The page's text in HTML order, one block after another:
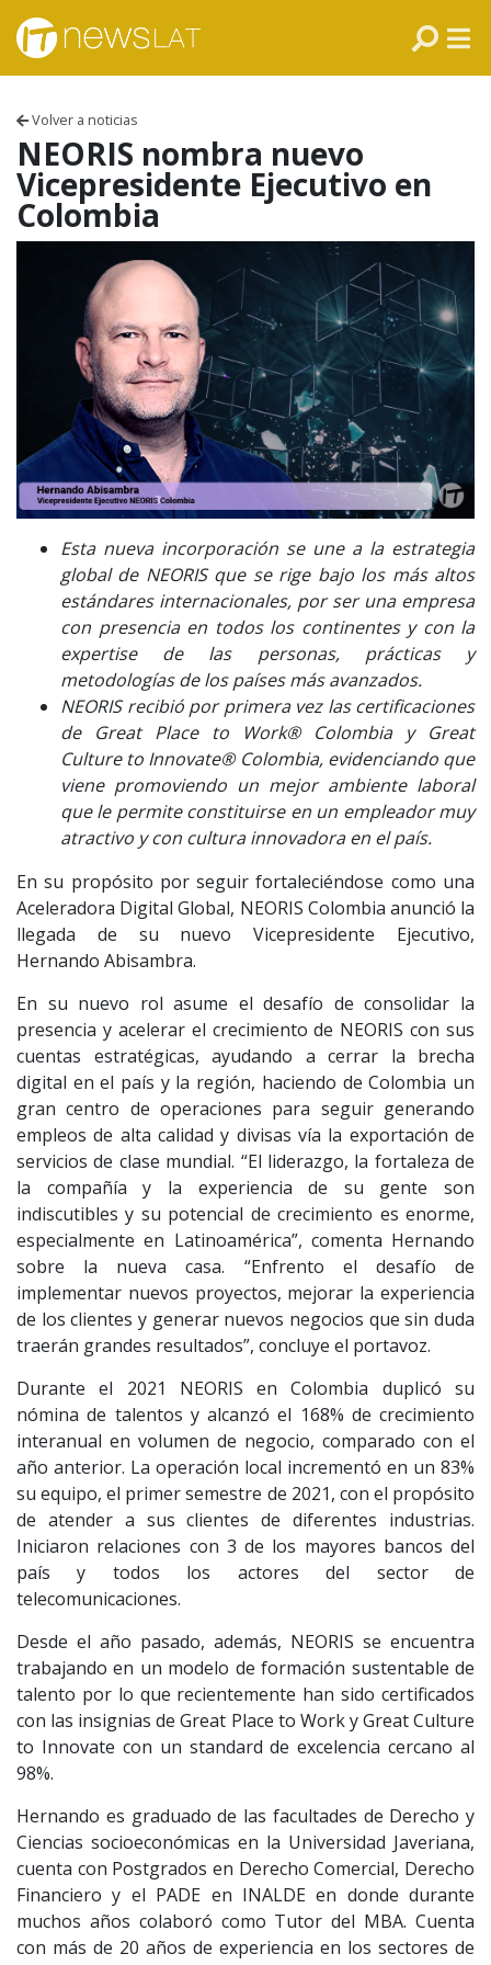
Skip to content
Volver a noticias
NEORIS nombra nuevo
Vicepresidente Ejecutivo en
Colombia
Esta nueva incorporación se une a la estrategia
global de NEORIS que se rige bajo los más altos
estándares internacionales, por ser una empresa
con presencia en todos los continentes y con la
expertise de las personas, prácticas y
metodologías de los países más avanzados.
NEORIS recibió por primera vez las certificaciones
de Great Place to Work® Colombia y Great
Culture to Innovate® Colombia, evidenciando que
viene promoviendo un mejor ambiente laboral
que le permite constituirse en un empleador muy
atractivo y con cultura innovadora en el país.
En su propósito por seguir fortaleciéndose como una
Aceleradora Digital Global, NEORIS Colombia anunció la
llegada de su nuevo Vicepresidente Ejecutivo,
Hernando Abisambra.
En su nuevo rol asume el desafío de consolidar la
presencia y acelerar el crecimiento de NEORIS con sus
cuentas estratégicas, ayudando a cerrar la brecha
digital en el país y la región, haciendo de Colombia un
gran centro de operaciones para seguir generando
empleos de alta calidad y divisas vía la exportación de
servicios de clase mundial. “El liderazgo, la fortaleza de
la compañía y la experiencia de su gente son
indiscutibles y su potencial de crecimiento es enorme,
especialmente en Latinoamérica”, comenta Hernando
sobre la nueva casa. “Enfrento el desafío de
implementar nuevos proyectos, mejorar la experiencia
de los clientes y generar nuevos negocios que sin duda
traerán grandes resultados”, concluye el portavoz.
Durante el 2021 NEORIS en Colombia duplicó su
nómina de talentos y alcanzó el 168% de crecimiento
interanual en volumen de negocio, comparado con el
año anterior. La operación local incrementó en un 83%
su equipo, el primer semestre de 2021, con el propósito
de atender a sus clientes de diferentes industrias.
Iniciaron relaciones con 3 de los mayores bancos del
país y todos los actores del sector de
telecomunicaciones.
Desde el año pasado, además, NEORIS se encuentra
trabajando en un modelo de formación sustentable de
talento por lo que recientemente han sido certificados
con las insignias de Great Place to Work y Great Culture
to Innovate con un standard de excelencia cercano al
98%.
Hernando es graduado de las facultades de Derecho y
Ciencias socioeconómicas en la Universidad Javeriana,
cuenta con Postgrados en Derecho Comercial, Derecho
Financiero y el PADE en INALDE en donde durante
muchos años colaboró como Tutor del MBA. Cuenta
con más de 20 años de experiencia en los sectores de
ECUADOR
CHILE
ARGENTINA
MÉXICO